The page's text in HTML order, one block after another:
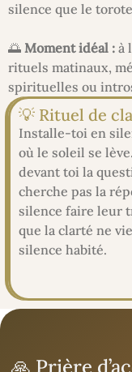
silence que le
🌅 Moment idéal : à
rituels matinaux,
spirituelles ou
💡 Rituel de
Installe-toi en
où le soleil se
devant toi la
cherche pas la
silence faire leur
que la clarté ne
silence habité.